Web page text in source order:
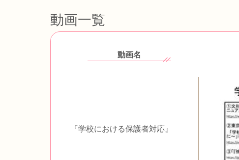
動画一覧
動画名
『学校における保護者対応』